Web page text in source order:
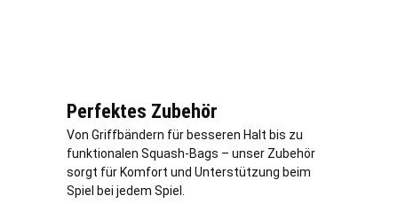
Perfektes Zubehör
Von Griffbändern für besseren Halt bis zu
funktionalen Squash-Bags – unser Zubehör
sorgt für Komfort und Unterstützung beim
Spiel bei jedem Spiel.